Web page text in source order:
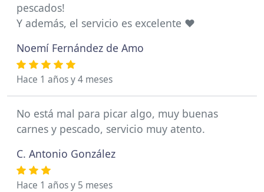
pescados!
Y además, el servicio es excelente ❤️
Noemí Fernández de Amo
Hace 1 años y 4 meses
No está mal para picar algo, muy buenas
carnes y pescado, servicio muy atento.
C. Antonio González
Hace 1 años y 5 meses